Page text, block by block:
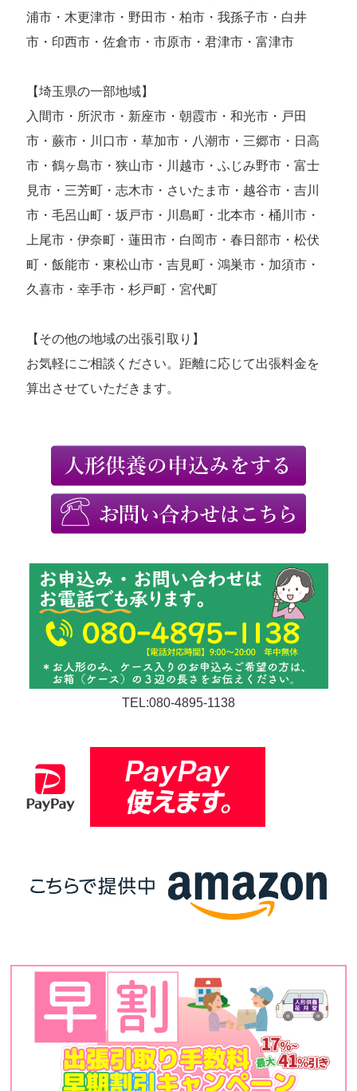
浦市・木更津市・野田市・柏市・我孫子市・白井
市・印西市・佐倉市・市原市・君津市・富津市
【埼玉県の一部地域】
入間市・所沢市・新座市・朝霞市・和光市・戸田
市・蕨市・川口市・草加市・八潮市・三郷市・日高
市・鶴ヶ島市・狭山市・川越市・ふじみ野市・富士
見市・三芳町・志木市・さいたま市・越谷市・吉川
市・毛呂山町・坂戸市・川島町・北本市・桶川市・
上尾市・伊奈町・蓮田市・白岡市・春日部市・松伏
町・飯能市・東松山市・吉見町・鴻巣市・加須市・
久喜市・幸手市・杉戸町・宮代町
【その他の地域の出張引取り】
お気軽にご相談ください。距離に応じて出張料金を
算出させていただきます。
TEL:080-4895-1138